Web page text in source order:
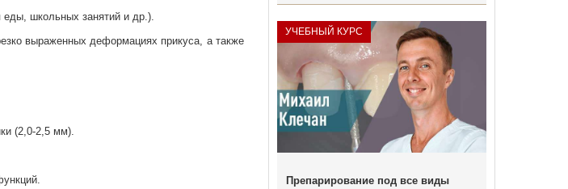
еды, школьных занятий и др.).
выраженных деформациях прикуса, а также
(2,0-2,5 мм).
УЧЕБНЫЙ КУРС
Препарирование под все виды